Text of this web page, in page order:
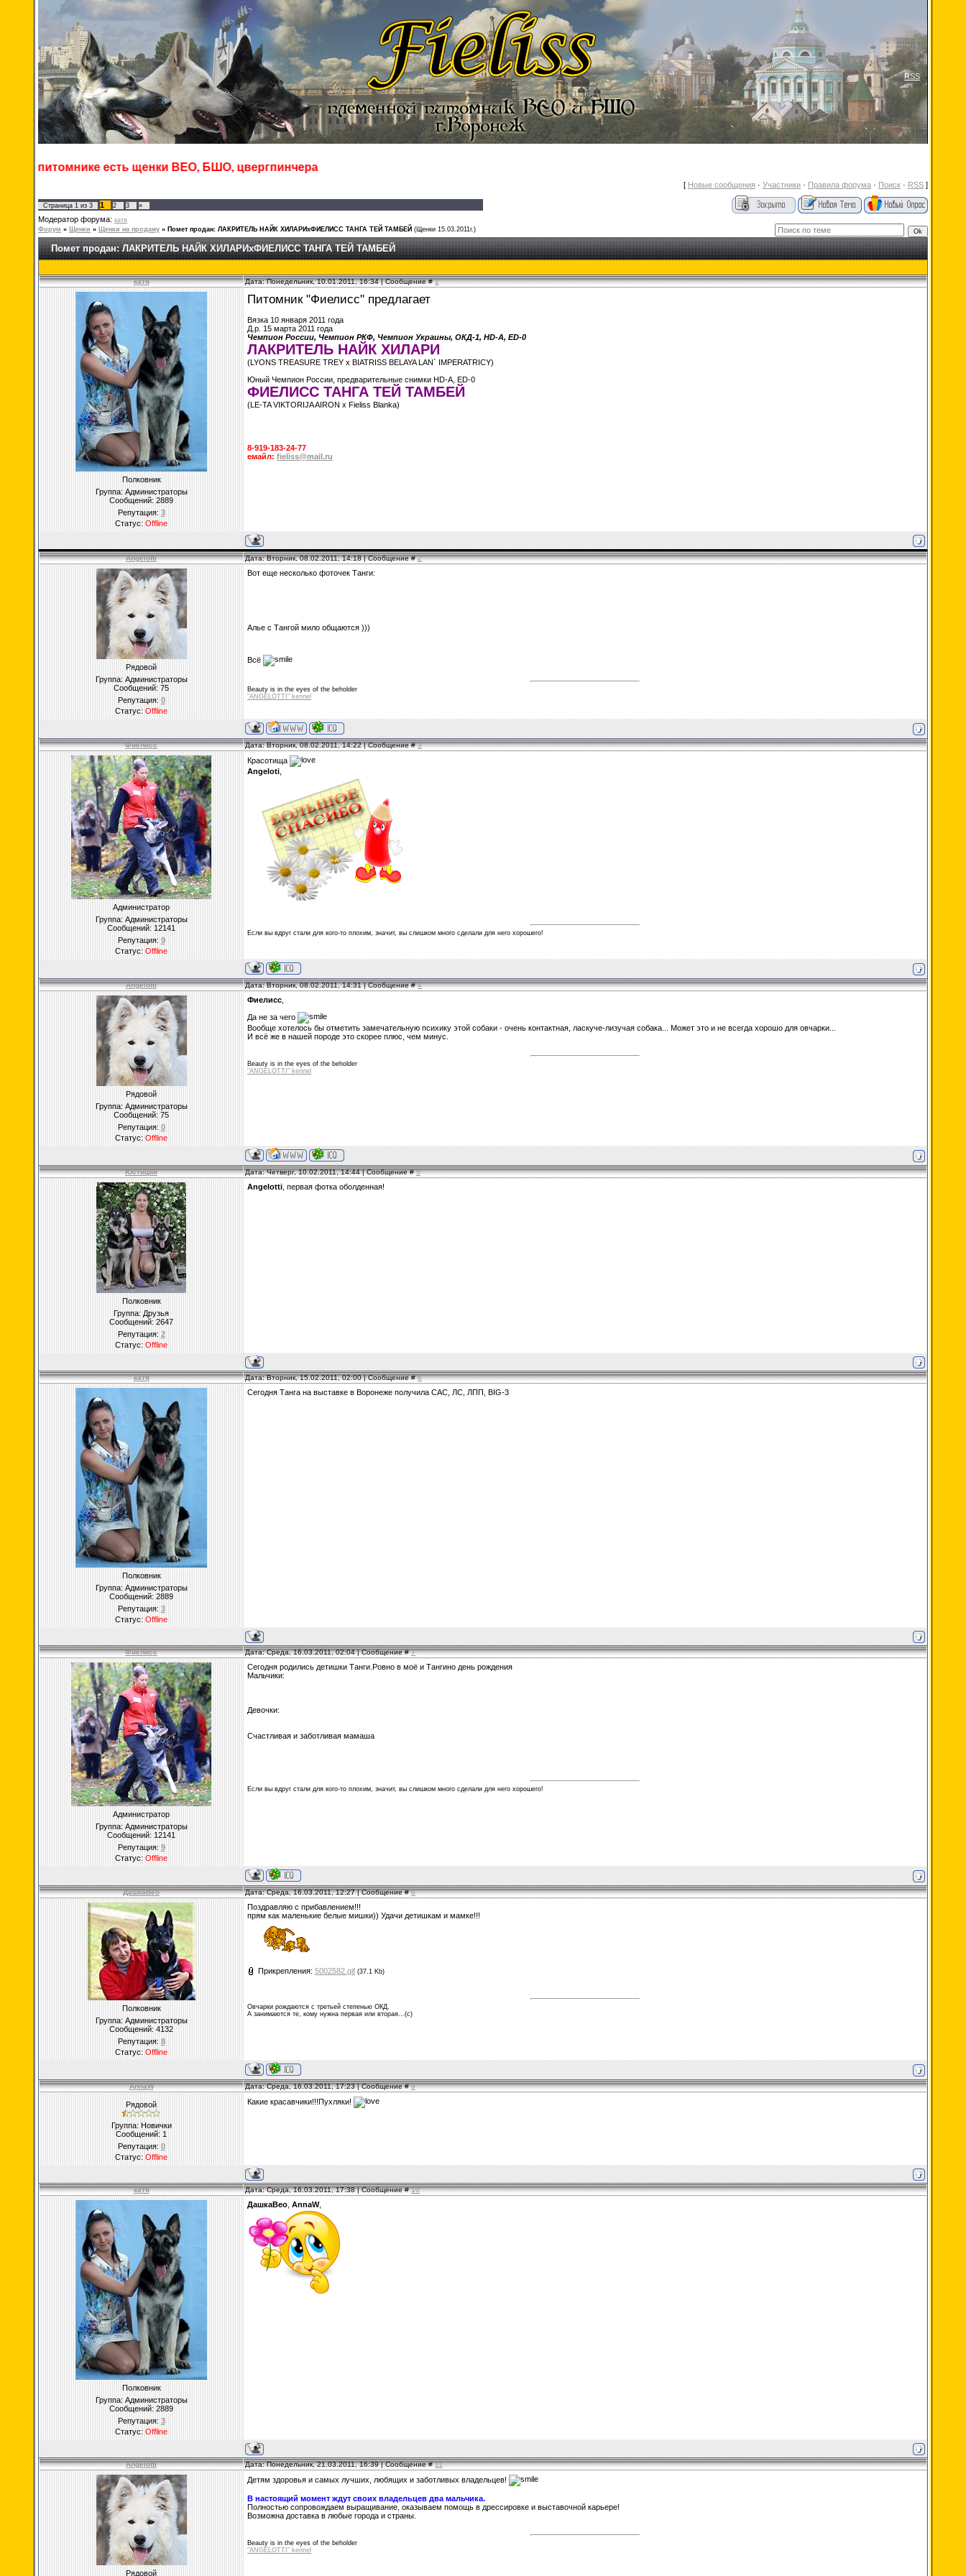
RSS
есть щенки ВЕО, БШО, цвергпинчера
[ Новые сообщения · Участники · Правила форума · Поиск · RSS ]
Страница 1 из 3 1 2 3 »
Модератор форума: катя
Форум » Щенки » Щенки на продажу » Помет продан: ЛАКРИТЕЛЬ НАЙК ХИЛАРИхФИЕЛИСС ТАНГА ТЕЙ ТАМБЕЙ (Щенки 15.03.2011г.)
Помет продан: ЛАКРИТЕЛЬ НАЙК ХИЛАРИхФИЕЛИСС ТАНГА ТЕЙ ТАМБЕЙ
катя Дата: Понедельник, 10.01.2011, 16:34 | Сообщение #1
Полковник
Группа: Администраторы
Сообщений: 2889
Репутация: 3
Статус: Offline
Питомник "Фиелисс" предлагает
Вязка 10 января 2011 года
Д.р. 15 марта 2011 года
Чемпион России, Чемпион РКФ, Чемпион Украины, ОКД-1, HD-A, ED-0
ЛАКРИТЕЛЬ НАЙК ХИЛАРИ
(LYONS TREASURE TREY х BIATRISS BELAYA LAN` IMPERATRICY)
Юный Чемпион России, предварительные снимки HD-A, ED-0
ФИЕЛИСС ТАНГА ТЕЙ ТАМБЕЙ
(LE-TA VIKTORIJA AIRON х Fieliss Blanka)
8-919-183-24-77
емайл: fieliss@mail.ru
Angelotti Дата: Вторник, 08.02.2011, 14:18 | Сообщение #2
Рядовой
Группа: Администраторы
Сообщений: 75
Репутация: 0
Статус: Offline
Вот еще несколько фоточек Танги:
Алье с Тангой мило общаются )))
Всё
Beauty is in the eyes of the beholder
"ANGELOTTI" kennel
Фиелисс Дата: Вторник, 08.02.2011, 14:22 | Сообщение #3
Администратор
Группа: Администраторы
Сообщений: 12141
Репутация: 9
Статус: Offline
Красотища
Angeloti
Если вы вдруг стали для кого-то плохим, значит, вы слишком много сделали для него хорошего!
Angelotti Дата: Вторник, 08.02.2011, 14:31 | Сообщение #4
Рядовой
Группа: Администраторы
Сообщений: 75
Репутация: 0
Статус: Offline
Фиелисс
Да не за чего
Вообще хотелось бы отметить замечательную психику этой собаки - очень контактная, ласкуче-лизучая собака... Может это и не всегда хорошо для овчарки...
И всё же в нашей породе это скорее плюс, чем минус.
Beauty is in the eyes of the beholder
"ANGELOTTI" kennel
Юстиция Дата: Четверг, 10.02.2011, 14:44 | Сообщение #5
Полковник
Группа: Друзья
Сообщений: 2647
Репутация: 2
Статус: Offline
Angelotti , первая фотка оболденная!
катя Дата: Вторник, 15.02.2011, 02:00 | Сообщение #6
Полковник
Группа: Администраторы
Сообщений: 2889
Репутация: 3
Статус: Offline
Сегодня Танга на выставке в Воронеже получила САС, ЛС, ЛПП, BIG-3
Фиелисс Дата: Среда, 16.03.2011, 02:04 | Сообщение #7
Администратор
Группа: Администраторы
Сообщений: 12141
Репутация: 9
Статус: Offline
Сегодня родились детишки Танги.Ровно в моё и Тангино день рождения
Мальчики:
Девочки:
Счастливая и заботливая мамаша
Если вы вдруг стали для кого-то плохим, значит, вы слишком много сделали для него хорошего!
ДашкаВео Дата: Среда, 16.03.2011, 12:27 | Сообщение #8
Полковник
Группа: Администраторы
Сообщений: 4132
Репутация: 8
Статус: Offline
Поздравляю с прибавлением!!!
прям как маленькие белые мишки)) Удачи детишкам и мамке!!!
Прикрепления: 5002582.gif (37.1 Kb)
Овчарки рождаются с третьей степенью ОКД.
А занимаются те, кому нужна первая или вторая...(с)
AnnaW Дата: Среда, 16.03.2011, 17:23 | Сообщение #9
Рядовой
Группа: Новички
Сообщений: 1
Репутация: 0
Статус: Offline
Какие красавчики!!!Пухляки!
катя Дата: Среда, 16.03.2011, 17:38 | Сообщение #10
Полковник
Группа: Администраторы
Сообщений: 2889
Репутация: 3
Статус: Offline
ДашкаВео AnnaW,
Angelotti Дата: Понедельник, 21.03.2011, 16:39 | Сообщение #11
Рядовой
Детям здоровья и самых лучших, любящих и заботливых владельцев!
В настоящий момент ждут своих владельцев два мальчика.
Полностью сопровождаем выращивание, оказываем помощь в дрессировке и выставочной карьере!
Возможна доставка в любые города и страны.
Beauty is in the eyes of the beholder
"ANGELOTTI" kennel